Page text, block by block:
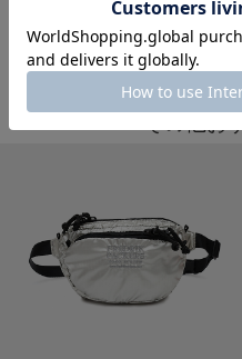
※製品詳細画像は実際の商品とは違う画像を
ますようお願いします。